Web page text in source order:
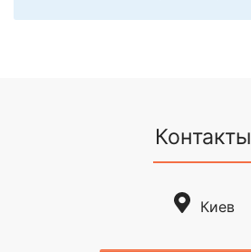
Контакты
Киев